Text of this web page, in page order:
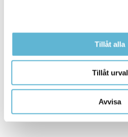
Tillåt alla
Tillåt urval
Avvisa
E-post
kommunstyrelsen@bromolla.se
Webbadress
Växel: 0456-82 20 00
Org.nr: 212000-0894